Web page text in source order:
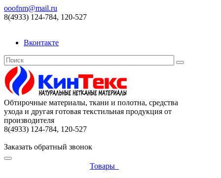
ooofnm@mail.ru
8(4933) 124-784, 120-527
Вконтакте
Обтирочные материалы, ткани и полотна, средства
ухода и другая готовая текстильная продукция от
производителя
8(4933) 124-784, 120-527
Заказать обратный звонок
Товары